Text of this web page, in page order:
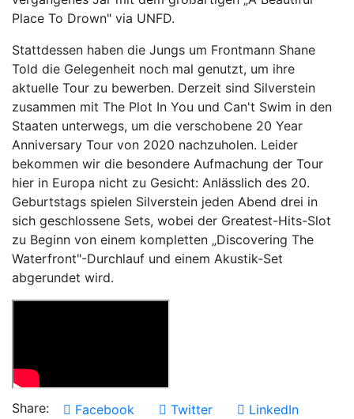
Place To Drown" via UNFD.
Stattdessen haben die Jungs um Frontmann Shane
Told die Gelegenheit noch mal genutzt, um ihre
aktuelle Tour zu bewerben. Derzeit sind Silverstein
zusammen mit The Plot In You und Can't Swim in den
Staaten unterwegs, um die verschobene 20 Year
Anniversary Tour von 2020 nachzuholen. Leider
bekommen wir die besondere Aufmachung der Tour
hier in Europa nicht zu Gesicht: Anlässlich des 20.
Geburtstags spielen Silverstein jeden Abend drei in
sich geschlossene Sets, wobei der Greatest-Hits-Slot
zu Beginn von einem kompletten „Discovering The
Waterfront"-Durchlauf und einem Akustik-Set
abgerundet wird.
Share: Facebook Twitter LinkedIn